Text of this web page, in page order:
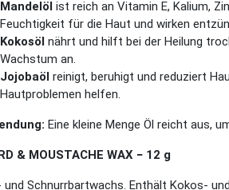
Mandelöl ist reich an Vitamin E, Kalium,
Feuchtigkeit für die Haut und wirken
Kokosöl nährt und hilft bei der Heilung
Wachstum an.
Jojobaöl reinigt, beruhigt und reduziert
Hautproblemen helfen.
Eine kleine Menge Öl reicht aus,
& MOUSTACHE WAX − 12 g
und Schnurrbartwachs. Enthält Kokos-